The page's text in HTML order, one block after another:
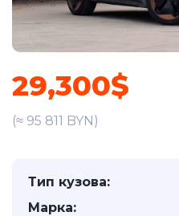
29,300$
(≈ 95 811 BYN)
Тип кузова:
Марка: